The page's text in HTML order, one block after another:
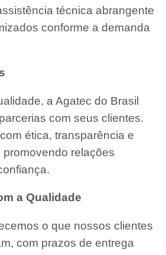
técnica abrangente
conforme a demanda
a Agatec do Brasil
com seus clientes.
ética, transparência e
relações
a Qualidade
o que nossos clientes
com prazos de entrega